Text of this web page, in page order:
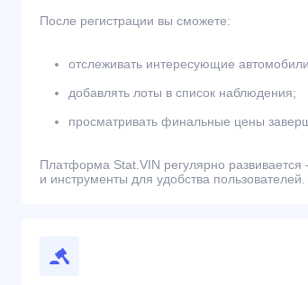
После регистрации вы сможете:
отслеживать интересующие
добавлять лоты в список наблюдения;
просматривать финальные цены
Платформа Stat.VIN регулярно
и инструменты для удобства пользователей.